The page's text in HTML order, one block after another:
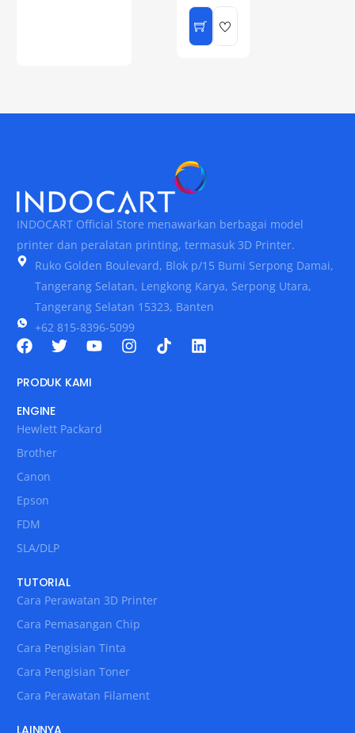
INDOCART Official Store menawarkan berbagai model
printer dan peralatan printing, termasuk 3D Printer.
Ruko Golden Boulevard, Blok p/15 Bumi Serpong Damai,
Tangerang Selatan, Lengkong Karya, Serpong Utara,
Tangerang Selatan 15323, Banten
+62 815-8396-5099
PRODUK KAMI
ENGINE
Hewlett Packard
Brother
Canon
Epson
FDM
SLA/DLP
TUTORIAL
Cara Perawatan 3D Printer
Cara Pemasangan Chip
Cara Pengisian Tinta
Cara Pengisian Toner
Cara Perawatan Filament
LAINNYA